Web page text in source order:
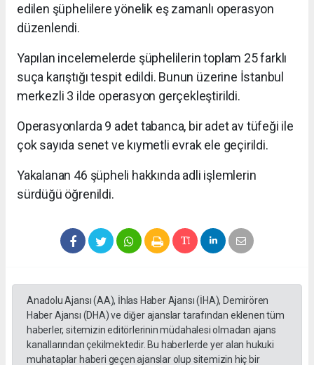
edilen şüphelilere yönelik eş zamanlı operasyon
düzenlendi.
Yapılan incelemelerde şüphelilerin toplam 25 farklı
suça karıştığı tespit edildi. Bunun üzerine İstanbul
merkezli 3 ilde operasyon gerçekleştirildi.
Operasyonlarda 9 adet tabanca, bir adet av tüfeği ile
çok sayıda senet ve kıymetli evrak ele geçirildi.
Yakalanan 46 şüpheli hakkında adli işlemlerin
sürdüğü öğrenildi.
Anadolu Ajansı (AA), İhlas Haber Ajansı (İHA), Demirören
Haber Ajansı (DHA) ve diğer ajanslar tarafından eklenen tüm
haberler, sitemizin editörlerinin müdahalesi olmadan ajans
kanallarından çekilmektedir. Bu haberlerde yer alan hukuki
muhataplar haberi geçen ajanslar olup sitemizin hiç bir